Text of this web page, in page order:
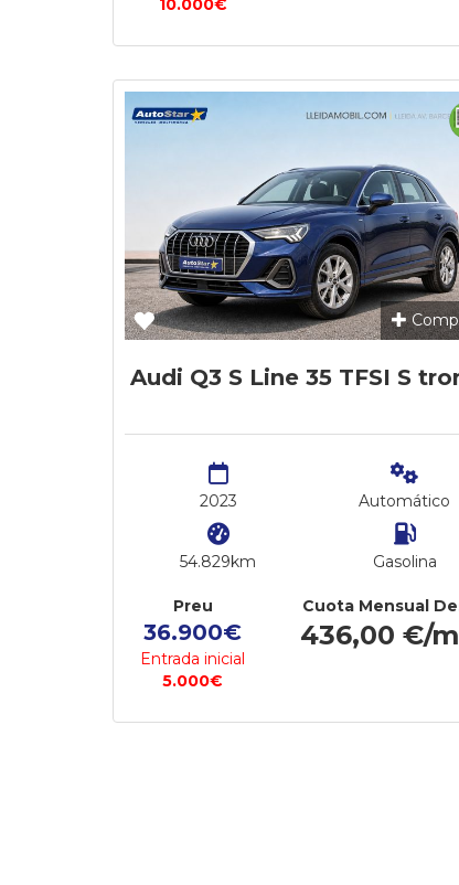
10.000€
Audi Q3 S Line 35 TFSI S
2023
54.829km
Automático
Gasolina
Preu
36.900€
Entrada inicial
5.000€
Cuota Mensual
436,00 €/